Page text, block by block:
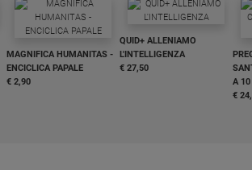
MAGNIFICA HUMANITAS -
ENCICLICA PAPALE
€ 2,90
QUID+ ALLENIAMO
L'INTELLIGENZA
€ 27,50
A 10
€